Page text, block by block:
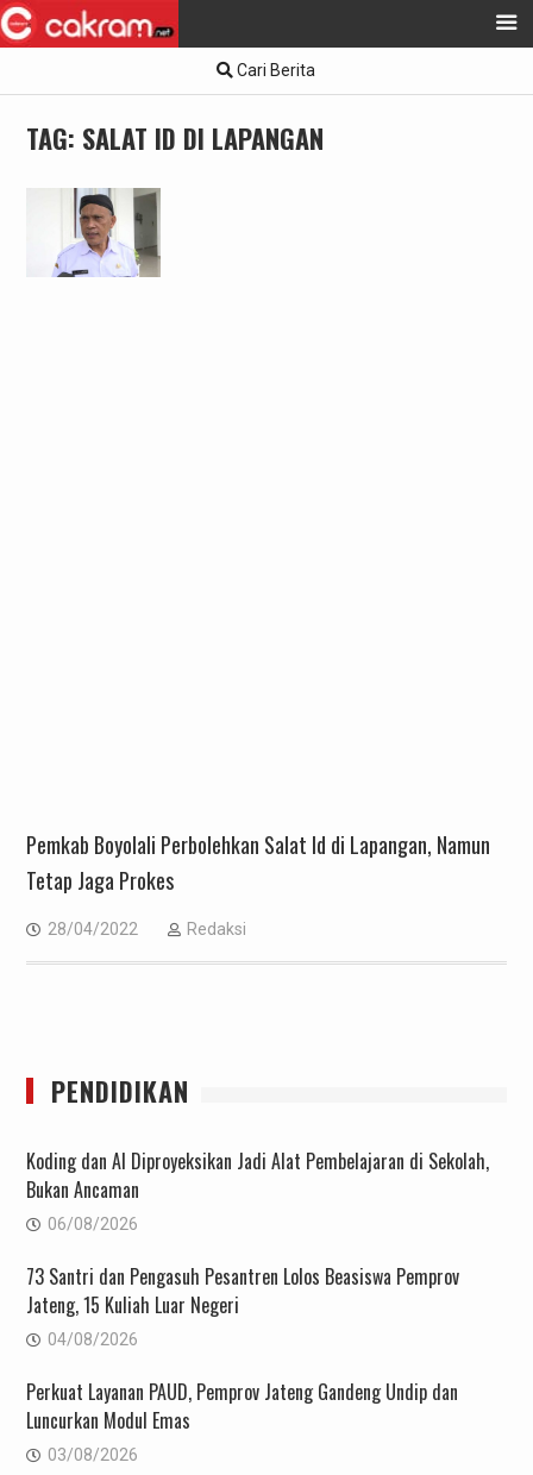
to
Cari Berita
TAG: SALAT ID DI LAPANGAN
Pemkab Boyolali Perbolehkan Salat Id di Lapangan, Namun
Tetap Jaga Prokes
28/04/2022 Redaksi
PENDIDIKAN
Koding dan AI Diproyeksikan Jadi Alat Pembelajaran di Sekolah,
Bukan Ancaman
06/08/2026
73 Santri dan Pengasuh Pesantren Lolos Beasiswa Pemprov
Jateng, 15 Kuliah Luar Negeri
04/08/2026
Perkuat Layanan PAUD, Pemprov Jateng Gandeng Undip dan
Luncurkan Modul Emas
03/08/2026